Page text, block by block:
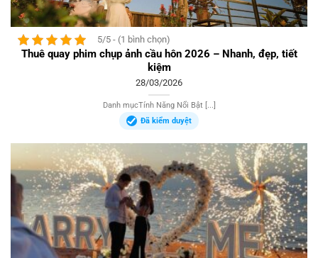
5/5 - (1 bình chọn)
Thuê quay phim chụp ảnh cầu hôn 2026 – Nhanh, đẹp, tiết
kiệm
28/03/2026
Danh mụcTính Năng Nổi Bật [...]
Đã kiểm duyệt